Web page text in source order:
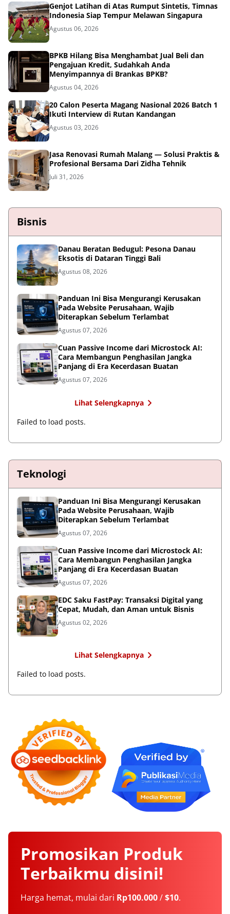
Genjot Latihan di Atas Rumput Sintetis, Timnas
Indonesia Siap Tempur Melawan Singapura
Agustus 06, 2026
BPKB Hilang Bisa Menghambat Jual Beli dan
Pengajuan Kredit, Sudahkah Anda
Menyimpannya di Brankas BPKB?
Agustus 04, 2026
20 Calon Peserta Magang Nasional 2026 Batch 1
Ikuti Interview di Rutan Kandangan
Agustus 03, 2026
Jasa Renovasi Rumah Malang — Solusi Praktis &
Profesional Bersama Dari Zidha Tehnik
Juli 31, 2026
Bisnis
Danau Beratan Bedugul: Pesona Danau
Eksotis di Dataran Tinggi Bali
Agustus 08, 2026
Panduan Ini Bisa Mengurangi Kerusakan
Pada Website Perusahaan, Wajib
Diterapkan Sebelum Terlambat
Agustus 07, 2026
Cuan Passive Income dari Microstock AI:
Cara Membangun Penghasilan Jangka
Panjang di Era Kecerdasan Buatan
Agustus 07, 2026
Lihat Selengkapnya
Failed to load posts.
Teknologi
Panduan Ini Bisa Mengurangi Kerusakan
Pada Website Perusahaan, Wajib
Diterapkan Sebelum Terlambat
Agustus 07, 2026
Cuan Passive Income dari Microstock AI:
Cara Membangun Penghasilan Jangka
Panjang di Era Kecerdasan Buatan
Agustus 07, 2026
EDC Saku FastPay: Transaksi Digital yang
Cepat, Mudah, dan Aman untuk Bisnis
Agustus 02, 2026
Lihat Selengkapnya
Failed to load posts.
Promosikan Produk
Terbaikmu disini!
Harga hemat, mulai dari Rp100.000/$10.